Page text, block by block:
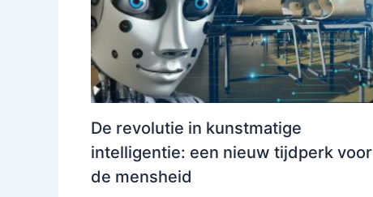
De revolutie in kunstmatige
intelligentie: een nieuw tijdperk voor
de mensheid